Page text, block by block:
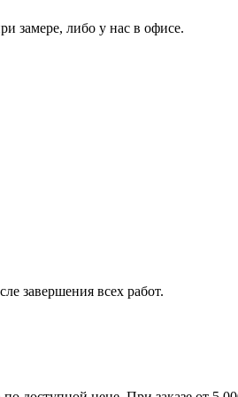
замере, либо у нас в офисе.
завершения всех работ.